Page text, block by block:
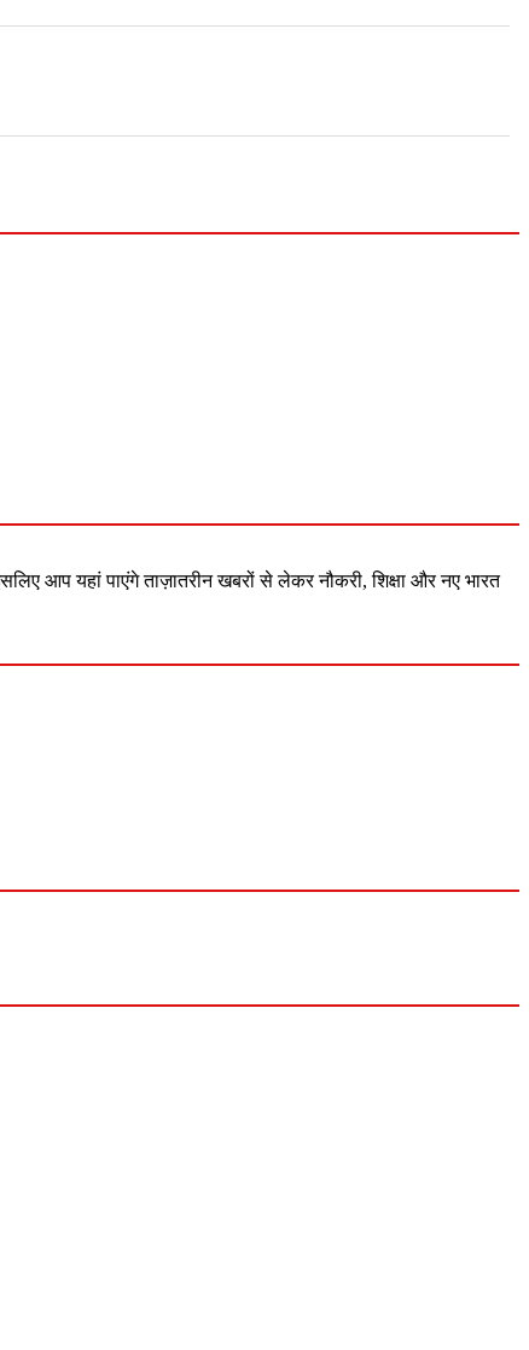
आप यहां पाएंगे ताज़ातरीन खबरों से लेकर नौकरी, शिक्षा और नए भारत